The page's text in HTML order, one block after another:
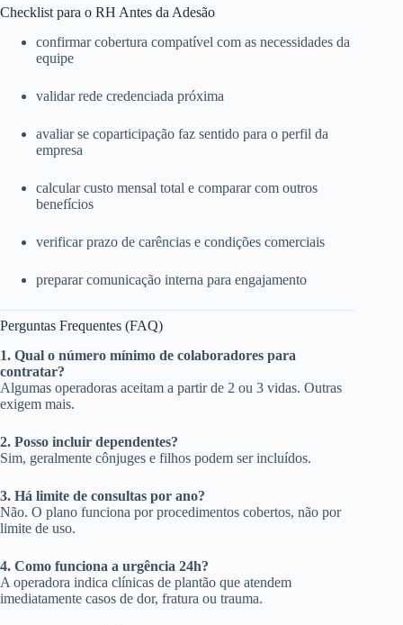
Checklist para o RH Antes da Adesão
confirmar cobertura compatível com as necessidades da
equipe
validar rede credenciada próxima
avaliar se coparticipação faz sentido para o perfil da
empresa
calcular custo mensal total e comparar com outros
benefícios
verificar prazo de carências e condições comerciais
preparar comunicação interna para engajamento
Perguntas Frequentes (FAQ)
1. Qual o número mínimo de colaboradores para
contratar?
Algumas operadoras aceitam a partir de 2 ou 3 vidas. Outras
exigem mais.
2. Posso incluir dependentes?
Sim, geralmente cônjuges e filhos podem ser incluídos.
3. Há limite de consultas por ano?
Não. O plano funciona por procedimentos cobertos, não por
limite de uso.
4. Como funciona a urgência 24h?
A operadora indica clínicas de plantão que atendem
imediatamente casos de dor, fratura ou trauma.